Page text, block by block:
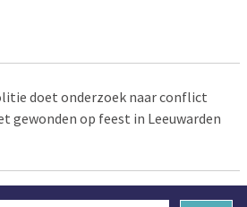
doet onderzoek naar conflict
gewonden op feest in Leeuwarden